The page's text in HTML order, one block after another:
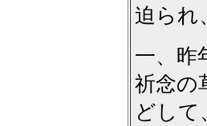
迫られ
一、昨
祈念の
どして